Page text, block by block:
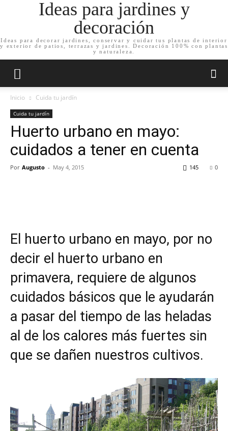
Ideas para jardines y
decoración
Ideas para decorar jardines, conservar y cuidar tus plantas de interior
y exterior de patios, terrazas y jardines. Decoración 100% con plantas
y naturaleza.
Inicio Cuida tu jardín
Cuida tu jardín
Huerto urbano en mayo:
cuidados a tener en cuenta
Por Augusto - May 4, 2015 0
145
El huerto urbano en mayo, por no
decir el huerto urbano en
primavera, requiere de algunos
cuidados básicos que le ayudarán
a pasar del tiempo de las heladas
al de los calores más fuertes sin
que se dañen nuestros cultivos.